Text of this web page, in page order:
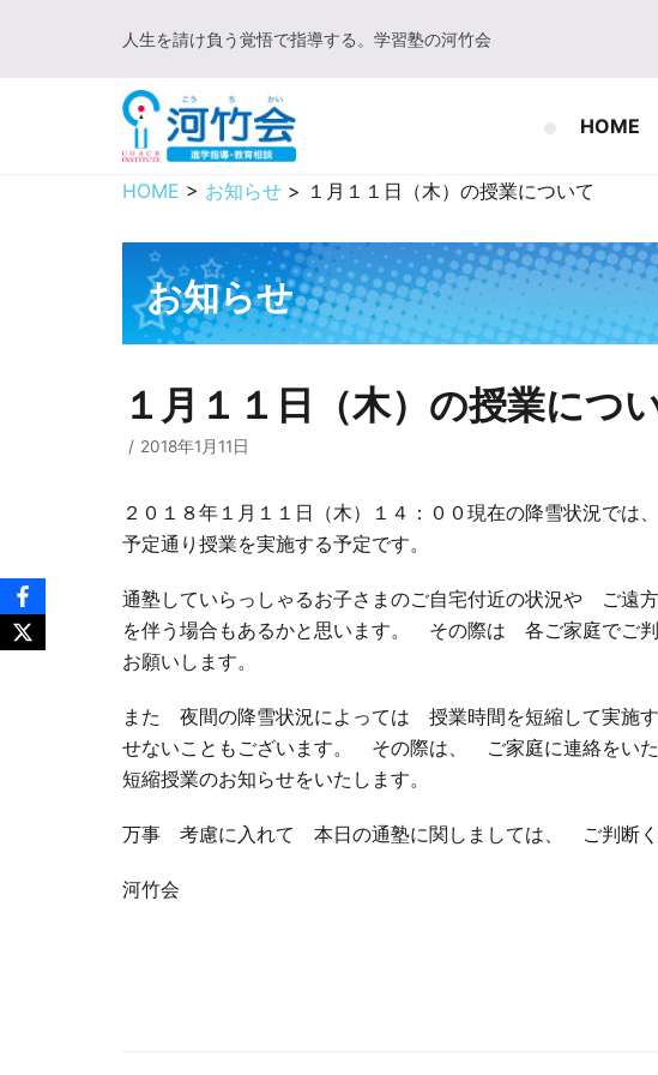
人生を請け負う覚悟で指導する。学習塾の河竹会
HOME
HOME > お知らせ > １月１１日（木）の授業について
お知らせ
１月１１日（木）の授業につ
2018年1月11日
２０１８年１月１１日（木）１４：００現在の降雪状況で
予定通り授業を実施する予定です。
通塾していらっしゃるお子さまのご自宅付近の状況や ご
を伴う場合もあるかと思います。 その際は 各ご家庭でご
お願いします。
また 夜間の降雪状況によっては 授業時間を短縮して実
せないこともございます。 その際は、 ご家庭に連絡を
短縮授業のお知らせをいたします。
万事 考慮に入れて 本日の通塾に関しましては、 ご判断く
河竹会